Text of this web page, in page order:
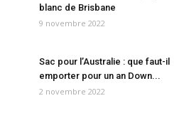
blanc de Brisbane
9 novembre 2022
Sac pour l’Australie : que faut-il
emporter pour un an Down...
2 novembre 2022